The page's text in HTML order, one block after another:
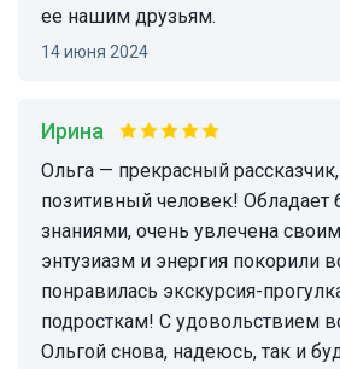
ее нашим друзьям.
14 июня 2024
Ирина
Ольга — прекрасный рассказчик, открытый
позитивный человек!
знаниями, очень увлечена
энтузиазм и энергия покорили всех
понравилась экскурсия-
подросткам! С удовольствием
Ольгой снова, надеюсь, так и